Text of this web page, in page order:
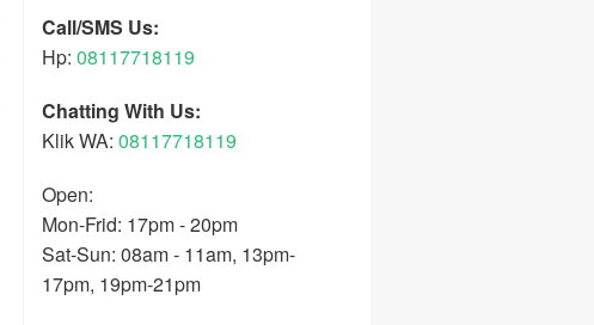
Call/SMS Us:
Hp: 08117718119
Chatting With Us:
Klik WA: 08117718119
Open:
Mon-Frid: 17pm - 20pm
Sat-Sun: 08am - 11am, 13pm-
17pm, 19pm-21pm